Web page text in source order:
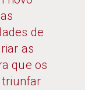
de
as
que os
triunfar